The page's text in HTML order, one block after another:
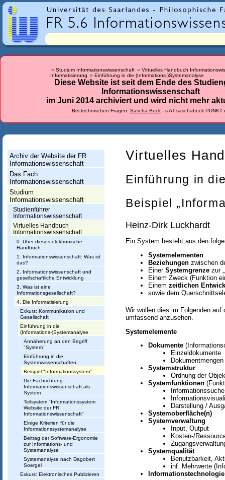
r
l
a
n
F
c
h
r
i
c
h
Studium Informationswissenschaft
Virtuelles Handbuch
Informatisierung
Einführung in die (Informations-)Systemanalyse
Diese Website ist seit dem Ende des
Informationswissenschaft
im Juni 2014 archiviert und wird nicht mehr
Bei technischen Fragen: Sascha Beck - s AT saschabeck PUNKT
Archiv der Website der FR
Informationswissenschaft
Das Fach
Informationswissenschaft
Studium
Informationswissenschaft
Studienführer
Informationswissenschaft
Virtuelles Handbuch
Informationswissenschaft
0. Über dieses elektronische
Handbuch
1. Informationswissenschaft: Was ist
das?
2. Informationswissenschaft und
gesellschaftliche Entwicklung
3. Was ist eine
Informationsgesellschaft?
4. Die Informatisierung
Exkurs: Kommunikation und
Gesellschaft
Einführung in die
(Informations-)Systemanalyse
Annäherung an den Begriff
"System"
Einführung in die
Systemwissenschaften
Beispiel "Informationssystem"
Die Fachrichtung
Informationswissenschaft als
System
Teilsystem "Informationssystem
Website der FR
Informationswissenschaft"
Einige Kriterien für die
Informationssystemanalyse
Beitrag der Software-Ergonomie
zur Informations- und
Systemanalyse
Systemanalyse nach Dagobert
Soergel
Exkurs: Elektronisches Publizieren
Virtuelles
Einführung in
Beispiel
Heinz-Dirk Luckhardt
Ein System besteht aus den
Systemelementen
Beziehungenzwischen
Einer Systemgrenzezur
Einem Zweck (Funktion
Einem zeitlichen
sowie dem
Wir wollen dies im Folgenden auf
umfassend anzusehen.
Systemelemente
Dokumente
Einzeldokumente
Dokumentmengen
Systemstruktur
Ordnung der
Systemfunktionen
Informationssuche
Darstellung /
Systemoberfläche(n)
Systemverwaltung
Input, Output
Kosten-/
Systemqualität
Benutzbarkeit,
inf. Mehrwerte
Informationstechnologie